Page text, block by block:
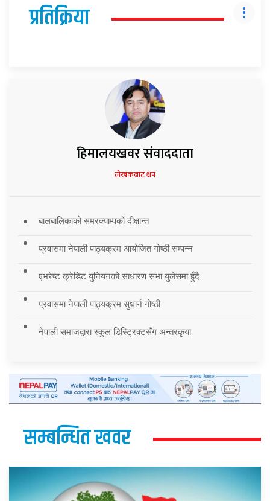
प्रतिक्रिया
हिमालयखवर संवाददाता
लेखकबाट थप
बालबालिकाको समरक्याम्पको दीक्षान्त
प्रवासमा नेपाली पाठ्यक्रम आयोजित गोष्ठी सम्पन्न
एभरेष्ट क्रेडिट युनियनको साधारण सभा युलेसमा हुँदै
प्रवासमा नेपाली पाठ्यक्रम सुधार्न गोष्ठी
नेपाली समाजद्वारा स्कुल डिस्ट्रिक्टसँग अन्तरकृया
सम्बन्धित खवर